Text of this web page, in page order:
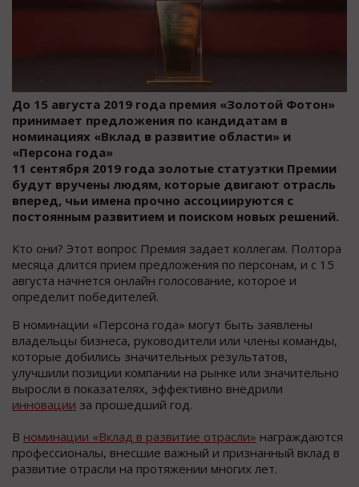
До 15 августа 2019 года премия «Золотой Фотон»
принимает предложения по кандидатам в
номинациях «Вклад в развитие области» и
«Персона года»
11 сентября 2019 года золотые статуэтки Премии
будут вручены людям, которые двигают отрасль
вперед, чьи имена прочно ассоциируются с
постоянным развитием и поиском новых решений.
Кто они? Этот вопрос Премия задает коллегам. Полтора
месяца длится прием предложения по персонам, и с 15
августа начнется онлайн голосование, которое и
определит победителей.
В номинации «Персона года» могут быть заявлены
владельцы бизнеса, руководители или члены команды,
которые добились значительных результатов,
улучшили позиции компании на рынке или значительно
выросли в показателях, эффективно внедрили
инновации за прошедший год.
В номинации «Вклад в развитие отрасли» награждаются
профессионалы, внесшие важный и признанный вклад в
развитие отрасли на протяжении многих лет.